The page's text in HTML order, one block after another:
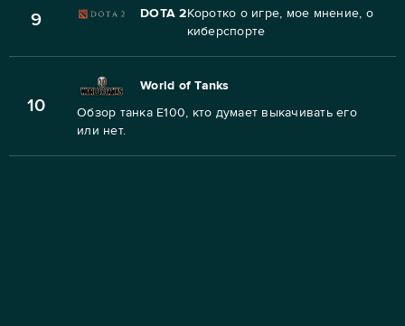
9 DOTA 2Коротко о игре, мое мнение, о
киберспорте
10
World of Tanks
Обзор танка E100, кто думает выкачивать его
или нет.